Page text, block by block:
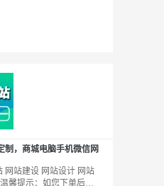
制，商城电脑手机微信网
网站建设 网站设计 网站
馨提示：如您下单后无